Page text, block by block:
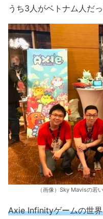
うち3人がベトナム人だっ
（画像）Sky Mavisの若
Axie Infinityゲームの世